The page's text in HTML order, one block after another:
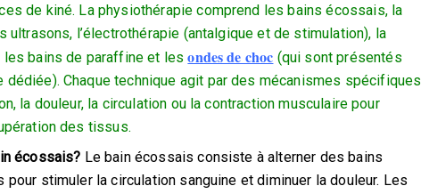
de kiné. La physiothérapie comprend les bains écossais, la
ultrasons, l’électrothérapie (antalgique et de stimulation), la
les bains de paraffine et les ondes de choc (qui sont présentés
dédiée). Chaque technique agit par des mécanismes spécifiques
la douleur, la circulation ou la contraction musculaire pour
des tissus.
écossais? Le bain écossais consiste à alterner des bains
pour stimuler la circulation sanguine et diminuer la douleur. Les